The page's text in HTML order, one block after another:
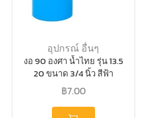
อุปกรณ์ อื่นๆ
งอ 90 องศา น้ำไทย รุ่น 13.5
20 ขนาด 3/4 นิ้ว สีฟ้า
฿7.00